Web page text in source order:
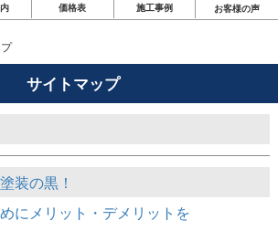
価格表 施工事例 お客様の声
サイトマップ
装の黒！
にメリット・デメリットを